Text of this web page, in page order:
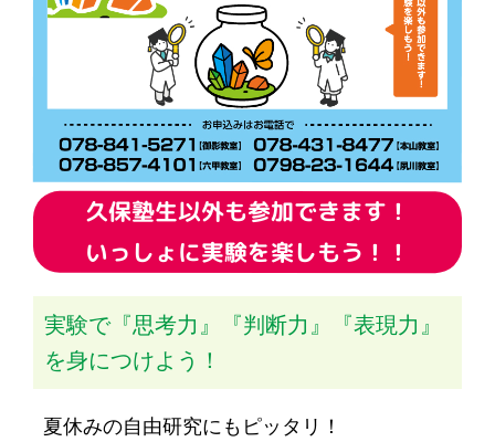
久保塾生以外も参加できます！
いっしょに実験を楽しもう！！
実験で『思考力』『判断力』『表現力』
を身につけよう！
夏休みの自由研究にもピッタリ！